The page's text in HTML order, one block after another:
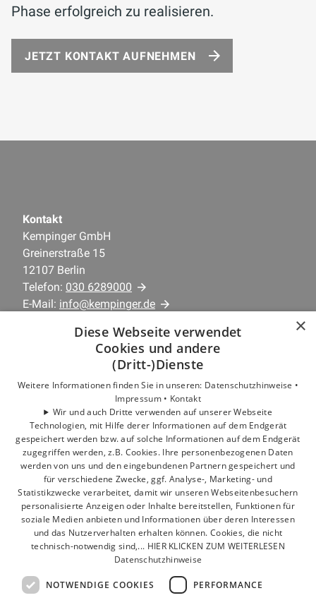
Phase erfolgreich zu realisieren.
JETZT KONTAKT AUFNEHMEN
Kontakt
Kempinger GmbH
Greinerstraße 15
12107 Berlin
Telefon: 030 6289000
E-Mail: info@kempinger.de
Unternehmen
Impressum
Barrierefreiheitserklärung
Leistungen
Kundenservice
Privatkunden
Gewerbekunden
Karriere
Unternehmen
Berlin
×
Diese Webseite verwendet
Cookies und andere
(Dritt-)Dienste
Weitere Informationen finden Sie in unseren: Datenschutzhinweise •
Impressum • Kontakt
Wir und auch Dritte verwenden auf unserer Webseite
Technologien, mit Hilfe derer Informationen auf dem Endgerät
gespeichert werden bzw. auf solche Informationen auf dem Endgerät
zugegriffen werden, z.B. Cookies. Ihre personenbezogenen Daten
werden von uns und den eingebundenen Partnern gespeichert und
für verschiedene Zwecke, ggf. Analyse-, Marketing- und
Statistikzwecke verarbeitet, damit wir unseren Webseitenbesuchern
personalisierte Anzeigen oder Inhalte bereitstellen, Funktionen für
soziale Medien anbieten und Informationen über deren Interessen
und das Nutzerverhalten erhalten können. Cookies, die nicht
technisch-notwendig sind,... HIER KLICKEN ZUM WEITERLESEN
Datenschutzhinweise
NOTWENDIGE COOKIES PERFORMANCE